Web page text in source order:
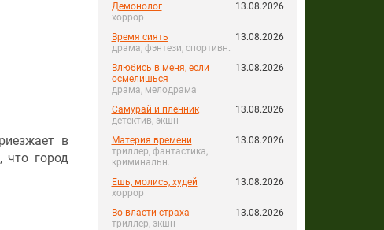
Демонолог
хоррор
13.08.2026
Время сиять
драма, фэнтези, спортивн.
13.08.2026
Влюбись в меня, если
осмелишься
драма, мелодрама
13.08.2026
Самурай и пленник
детектив, экшн
13.08.2026
Материя времени
триллер, фантастика,
криминальн.
13.08.2026
Ешь, молись, худей
хоррор
13.08.2026
Во власти страха
триллер, экшн
13.08.2026
в
что город